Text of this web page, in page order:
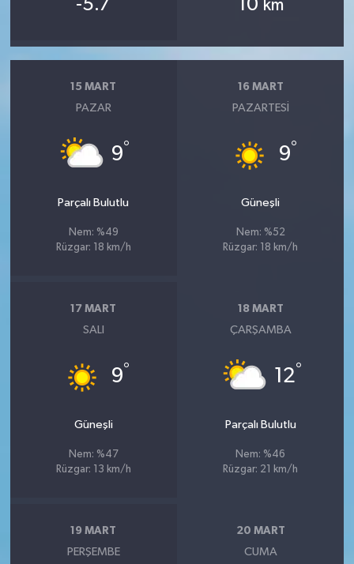
-5.7 10 km
15 MART
PAZAR
9°
Parçalı Bulutlu
Nem: %49
Rüzgar: 18 km/h
16 MART
PAZARTESI
9°
Güneşli
Nem: %52
Rüzgar: 18 km/h
17 MART
SALI
9°
Güneşli
Nem: %47
Rüzgar: 13 km/h
18 MART
ÇARŞAMBA
12°
Parçalı Bulutlu
Nem: %46
Rüzgar: 21 km/h
19 MART
PERŞEMBE
20 MART
CUMA